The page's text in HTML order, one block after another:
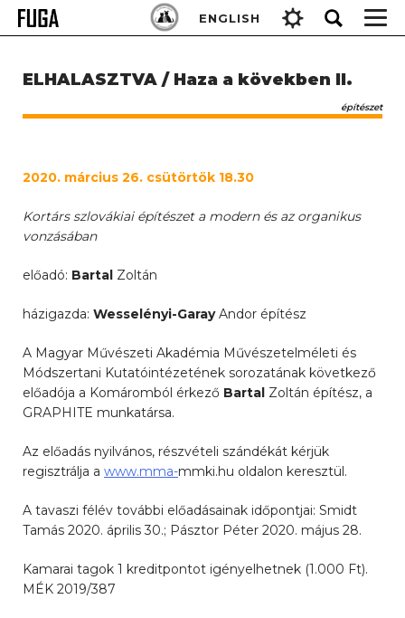
Skip
ENGLISH
Keresés:
ELHALASZTVA / Haza a kövekben II.
építészet
2020. március 26. csütörtök 18.30
Kortárs szlovákiai építészet a modern és az organikus
vonzásában
előadó: Bartal Zoltán
házigazda: Wesselényi-GarayAndor építész
A Magyar Művészeti Akadémia Művészetelméleti és
Módszertani Kutatóintézetének sorozatának következő
előadója a Komáromból érkező Bartal Zoltán építész, a
GRAPHITE munkatársa.
Az előadás nyilvános, részvételi szándékát kérjük
regisztrálja a www.mma-mmki.hu oldalon keresztül.
A tavaszi félév további előadásainak időpontjai: Smidt
Tamás 2020. április 30.; Pásztor Péter 2020. május 28.
Kamarai tagok 1 kreditpontot igényelhetnek (1.000 Ft).
MÉK 2019/387